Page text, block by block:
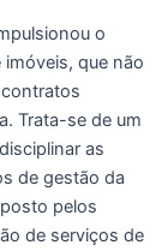
o
que não
Trata-se de um
as
de gestão da
pelos
de serviços de